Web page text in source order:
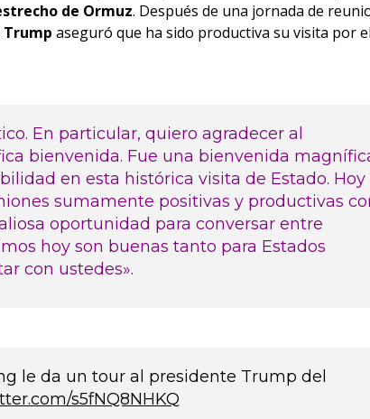
de Ormuz. Después de una jornada de
Trump aseguró que ha sido productiva su visita por
En particular, quiero agradecer al
bienvenida. Fue una bienvenida
en esta histórica visita de Estado. Hoy
sumamente positivas y productivas
oportunidad para conversar entre
hoy son buenas tanto para Estados
con ustedes».
le da un tour al presidente Trump del
s5fNQ8NHKQ